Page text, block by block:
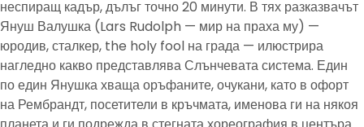
неспиращ кадър, дълъг точно 20 минути. В тях разказвачът
Януш Валушка (Lars Rudolph — мир на праха му) —
юродив, сталкер, the holy fool на града — илюстрира
нагледно какво представлява Слънчевата система. Един
по един Янушка хваща оръфаните, очукани, като в офорт
на Рембрандт, посетители в кръчмата, именова ги на някоя